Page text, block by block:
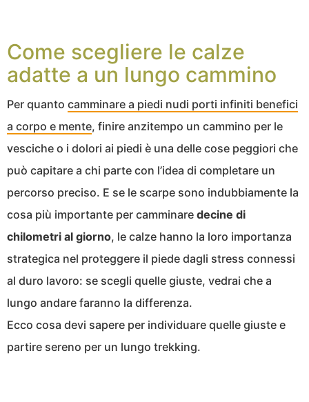
Come scegliere le calze
adatte a un lungo cammino
Per quanto camminare a piedi nudi porti infiniti benefici
a corpo e mente, finire anzitempo un cammino per le
vesciche o i dolori ai piedi è una delle cose peggiori che
può capitare a chi parte con l’idea di completare un
percorso preciso. E se le scarpe sono indubbiamente la
cosa più importante per camminare decine di
chilometri al giorno, le calze hanno la loro importanza
strategica nel proteggere il piede dagli stress connessi
al duro lavoro: se scegli quelle giuste, vedrai che a
lungo andare faranno la differenza.
Ecco cosa devi sapere per individuare quelle giuste e
partire sereno per un lungo trekking.